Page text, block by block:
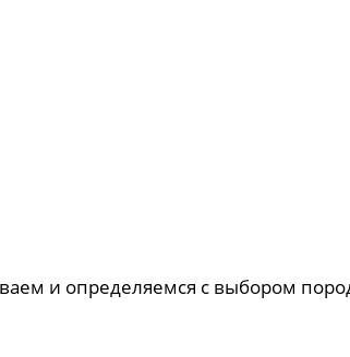
и определяемся с выбором